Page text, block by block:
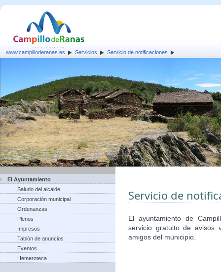
www.campilloderanas.es Servicios Servicio de notificaciones
El Ayuntamiento
Saludo del alcalde
Corporación municipal
Ordenanzas
Plenos
Impresos
Tablón de anuncios
Eventos
Hemeroteca
Servicio de
El ayuntamiento de
servicio gratuito de
amigos del municipio.